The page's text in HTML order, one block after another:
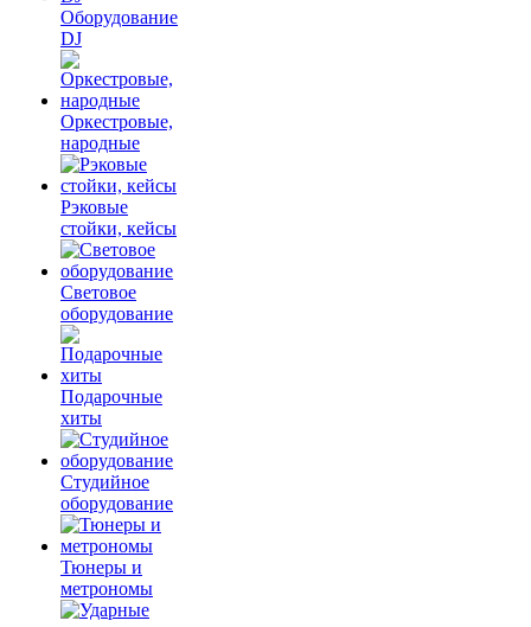
Оборудование
DJ
Оркестровые,
народные
Рэковые
стойки, кейсы
Световое
оборудование
Подарочные
хиты
Студийное
оборудование
Тюнеры и
метрономы